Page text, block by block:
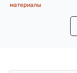
материалы